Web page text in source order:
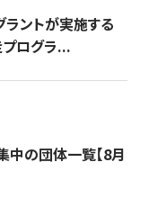
ラントが実施する
プログラ...
の団体一覧【8月